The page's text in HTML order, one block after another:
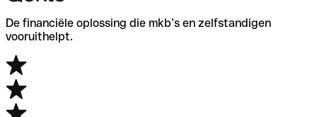
De financiële oplossing die mkb’s en zelfstandigen
vooruithelpt.